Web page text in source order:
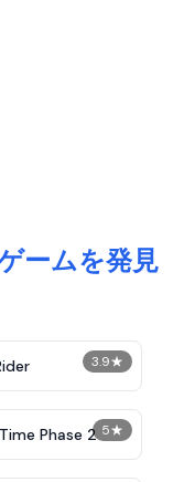
ームを発見
3.9★
5★
Phase 2